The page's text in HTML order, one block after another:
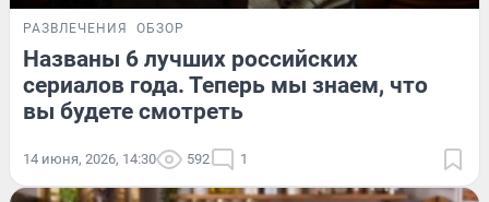
РАЗВЛЕЧЕНИЯ ОБЗОР
Названы 6 лучших российских
сериалов года. Теперь мы знаем, что
вы будете смотреть
14 июня, 2026, 14:30 592 1